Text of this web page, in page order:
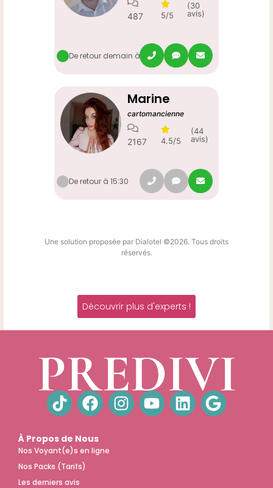
487 5/5
(30
avis)
De retour demain à 10:00
Marine
cartomancienne
2167 4.5/5
(44
avis)
De retour à 15:30
Une solution proposée par Dialotel ©2026. Tous droits
réservés.
Découvrir plus d'experts !
À Propos de Nous
Nos Voyant(e)s en ligne
Nos Packs (Tarifs)
Les derniers avis